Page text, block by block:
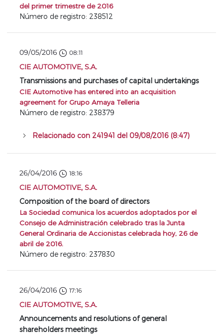
del primer trimestre de 2016
Número de registro: 238512
09/05/2016 08:11
CIE AUTOMOTIVE, S.A.
Transmissions and purchases of capital undertakings
CIE Automotive has entered into an acquisition
agreement for Grupo Amaya Telleria
Número de registro: 238379
Relacionado con 241941 del 09/08/2016 (8:47)
26/04/2016 18:16
CIE AUTOMOTIVE, S.A.
Composition of the board of directors
La Sociedad comunica los acuerdos adoptados por el
Consejo de Administración celebrado tras la Junta
General Ordinaria de Accionistas celebrada hoy, 26 de
abril de 2016.
Número de registro: 237830
26/04/2016 17:16
CIE AUTOMOTIVE, S.A.
Announcements and resolutions of general
shareholders meetings